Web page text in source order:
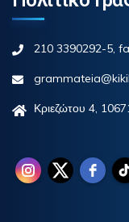
210 3390292-5,
Κριεζώτου 4,